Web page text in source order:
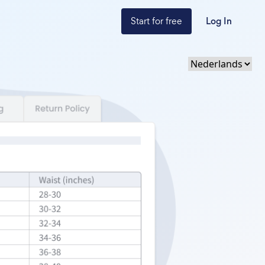
Start for free Log In